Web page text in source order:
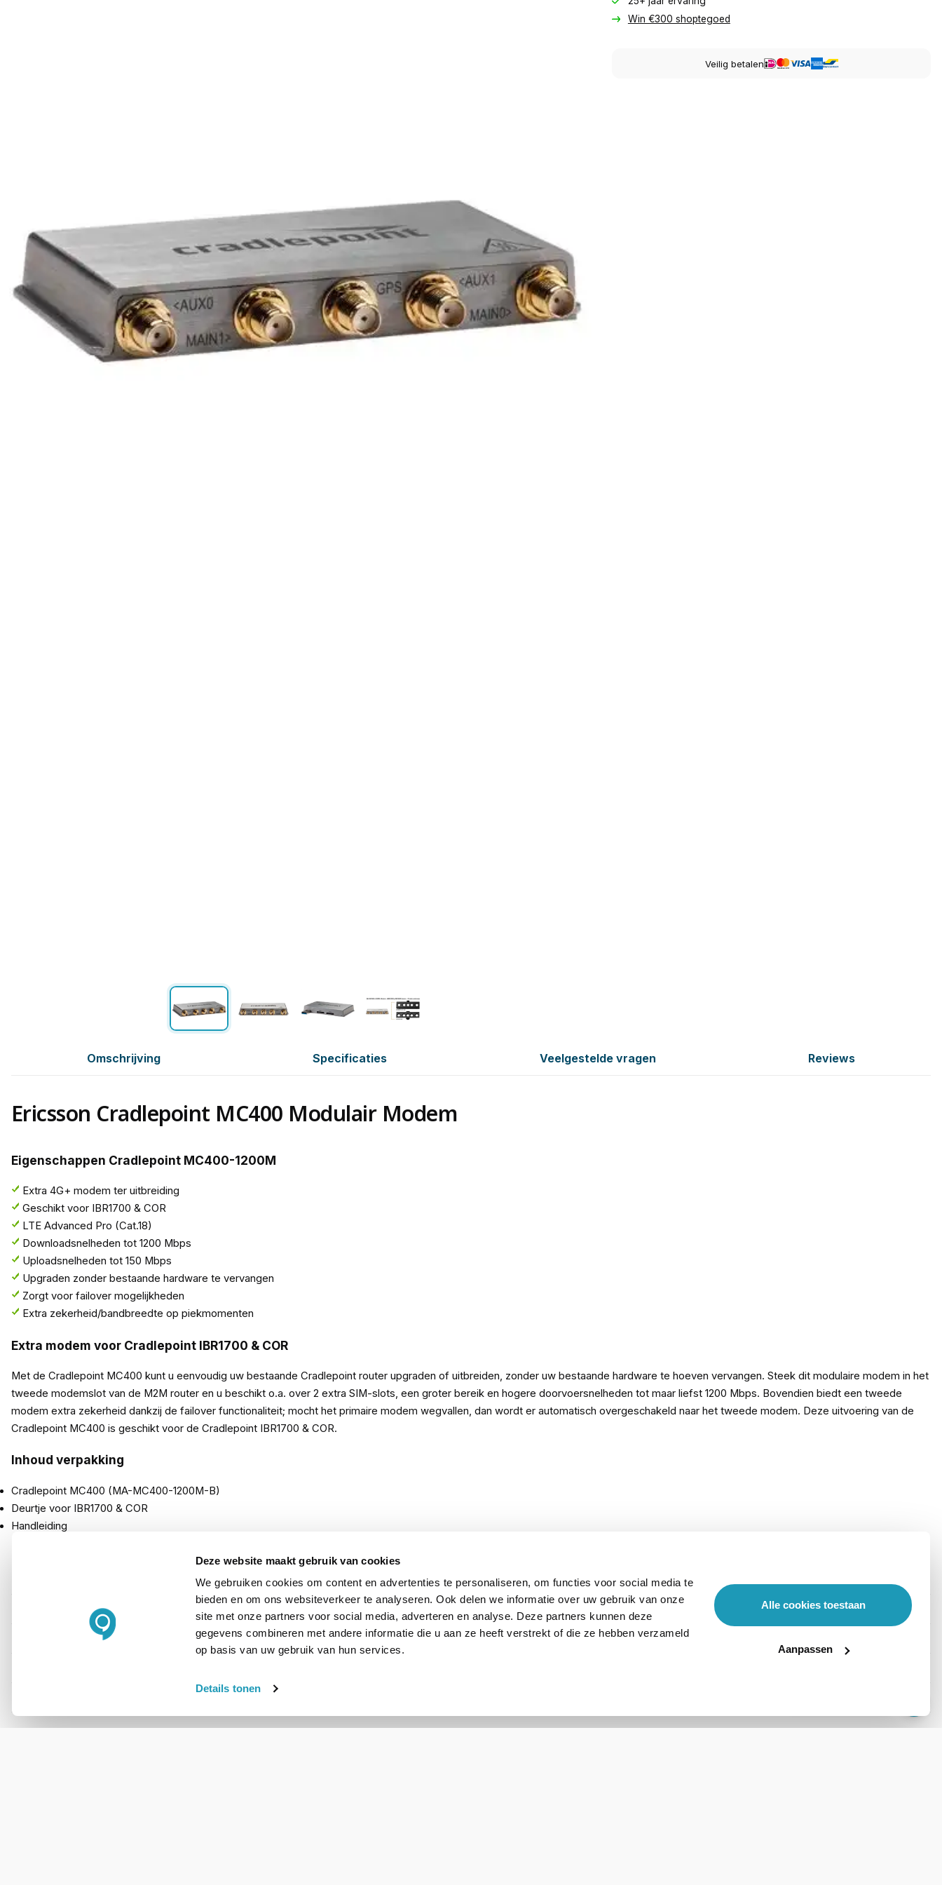
Deze website maakt gebruik van cookies
We gebruiken cookies om content en advertenties te personaliseren, om functies voor social media te
bieden en om ons websiteverkeer te analyseren. Ook delen we informatie over uw gebruik van onze
site met onze partners voor social media, adverteren en analyse. Deze partners kunnen deze
gegevens combineren met andere informatie die u aan ze heeft verstrekt of die ze hebben verzameld
op basis van uw gebruik van hun services.
Details tonen
Alle cookies toestaan
Aanpassen
Win €300 shoptegoed
Veilig betalen
Omschrijving Specificaties Veelgestelde vragen Reviews
Ericsson Cradlepoint MC400 Modulair Modem
Eigenschappen Cradlepoint MC400-1200M
Extra 4G+ modem ter uitbreiding
Geschikt voor IBR1700 & COR
LTE Advanced Pro (Cat.18)
Downloadsnelheden tot 1200 Mbps
Uploadsnelheden tot 150 Mbps
Upgraden zonder bestaande hardware te vervangen
Zorgt voor failover mogelijkheden
Extra zekerheid/bandbreedte op piekmomenten
Extra modem voor Cradlepoint IBR1700 & COR
Met de Cradlepoint MC400 kunt u eenvoudig uw bestaande Cradlepoint router upgraden of uitbreiden, zonder uw bestaande hardware te hoeven vervangen. Steek dit modulaire modem in het
tweede modemslot van de M2M router en u beschikt o.a. over 2 extra SIM-slots, een groter bereik en hogere doorvoersnelheden tot maar liefst 1200 Mbps. Bovendien biedt een tweede
modem extra zekerheid dankzij de failover functionaliteit; mocht het primaire modem wegvallen, dan wordt er automatisch overgeschakeld naar het tweede modem. Deze uitvoering van de
Cradlepoint MC400 is geschikt voor de Cradlepoint IBR1700 & COR.
Inhoud verpakking
Cradlepoint MC400 (MA-MC400-1200M-B)
Deurtje voor IBR1700 & COR
Handleiding
MA-MC400-1200M-B